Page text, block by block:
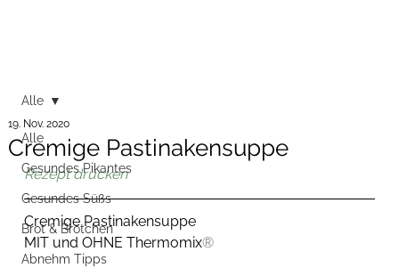
Alle
Gesundes Pikantes
Gesundes Süßs
Brot & Brötchen
Abnehm Tipps
Alle
Cremige Pastinakensuppe
19. Nov. 2020
Rezept drucken
Cremige Pastinakensuppe
MIT und OHNE Thermomix®